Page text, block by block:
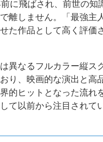
に飛ばされ、前世の知
離しません。「最強主
た作品として高く評価
異なるフルカラー縦ス
り、映画的な演出と高
的ヒットとなった流れ
て以前から注目されて